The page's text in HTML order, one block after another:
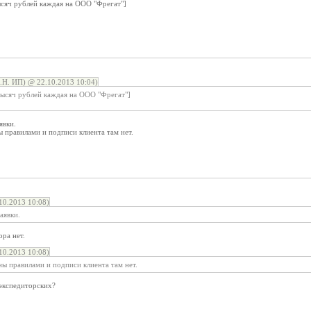
рублей каждая на ООО "Фрегат"]
ИП) @ 22.10.2013 10:04)
рублей каждая на ООО "Фрегат"]
правилами и подписи клиента там нет.
10:08)
нет.
10:08)
правилами и подписи клиента там нет.